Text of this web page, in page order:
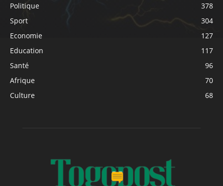
Politique
378
Sport
304
Economie
127
Education
117
Santé
96
Afrique
70
Culture
68